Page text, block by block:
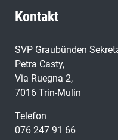
Kontakt
SVP Graubünden
Petra Casty,
Via Ruegna 2,
7016 Trin-Mulin
Telefon
076 247 91 66